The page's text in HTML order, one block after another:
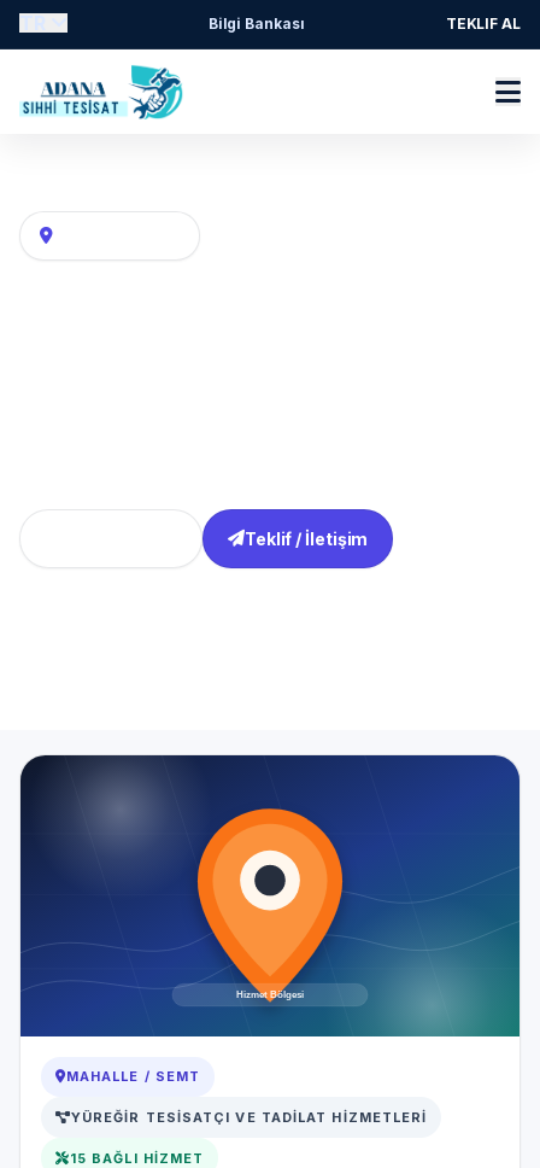
Bilgi Bankası TEKLIF AL
Adana Su tesisatı, kat kaloriferi ve hava hattı
Mahalle / Semt
Teklif / İletişim
MAHALLE / SEMT
YÜREĞIR TESISATÇI VE TADILAT HIZMETLERI
15 BAĞLI HIZMET